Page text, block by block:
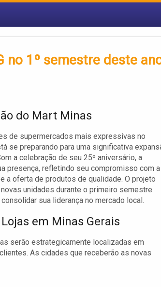
no 1º semestre deste
do Mart Minas
de supermercados mais expressivas no
se preparando para uma significativa
a celebração de seu 25º aniversário, a
presença, refletindo seu compromisso com a
a oferta de produtos de qualidade. O projeto
unidades durante o primeiro semestre
sua liderança no mercado local.
em Minas Gerais
serão estrategicamente localizadas em
As cidades que receberão as novas